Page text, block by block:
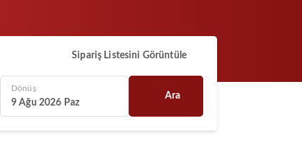
Sipariş Listesini Görüntüle
Dönüş
9 Ağu 2026 Paz
Ara